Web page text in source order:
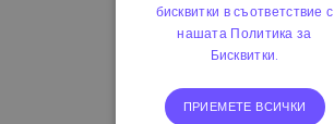
бисквитки в съответствие с
нашата Политика за
Бисквитки.
ПРИЕМЕТЕ ВСИЧКИ